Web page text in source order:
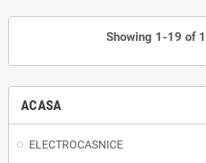
ACASA
ELECTROCASNICE
Showing 1-19 of